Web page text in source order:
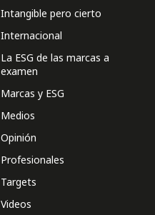
Intangible pero cierto
Internacional
La ESG de las marcas a
examen
Marcas y ESG
Medios
Opinión
Profesionales
Targets
Videos